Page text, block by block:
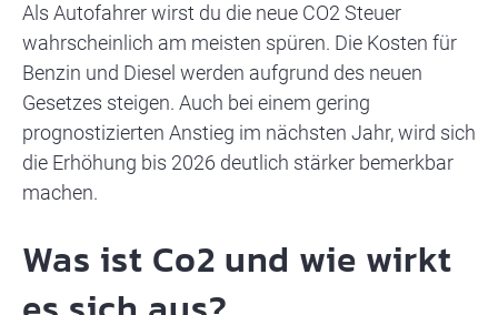
Als Autofahrer wirst du die neue CO2 Steuer
wahrscheinlich am meisten spüren. Die Kosten für
Benzin und Diesel werden aufgrund des neuen
Gesetzes steigen. Auch bei einem gering
prognostizierten Anstieg im nächsten Jahr, wird sich
die Erhöhung bis 2026 deutlich stärker bemerkbar
machen.
Was ist Co2 und wie wirkt